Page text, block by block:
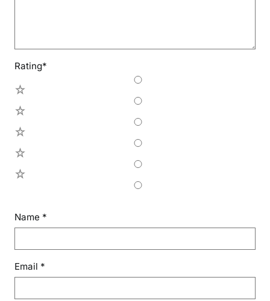
Rating*
Name *
Email *